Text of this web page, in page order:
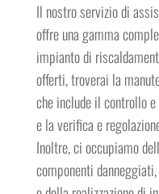
Il nostro servizio di
offre una gamma
impianto di
offerti, troverai la
che include il controllo
e la verifica e
Inoltre, ci occupiamo
componenti